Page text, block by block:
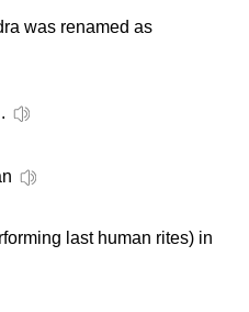
was renamed as
last human rites) in